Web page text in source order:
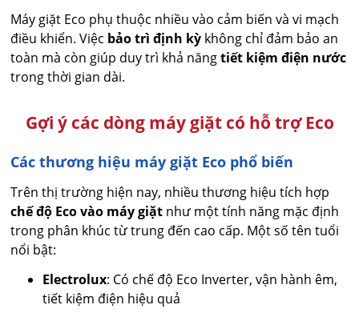
Máy giặt Eco phụ thuộc nhiều vào cảm biến và vi mạch
điều khiển. Việc bảo trì định kỳ không chỉ đảm bảo an
toàn mà còn giúp duy trì khả năngtiết kiệm điện nước
trong thời gian dài.
Gợi ý các dòng máy giặt có hỗ trợ Eco
Các thương hiệu máy giặt Eco phổ biến
Trên thị trường hiện nay, nhiều thương hiệu tích hợp
chế độ Eco vào máy giặt như một tính năng mặc định
trong phân khúc từ trung đến cao cấp. Một số tên tuổi
nổi bật:
Electrolux: Có chế độ Eco Inverter, vận hành êm,
tiết kiệm điện hiệu quả